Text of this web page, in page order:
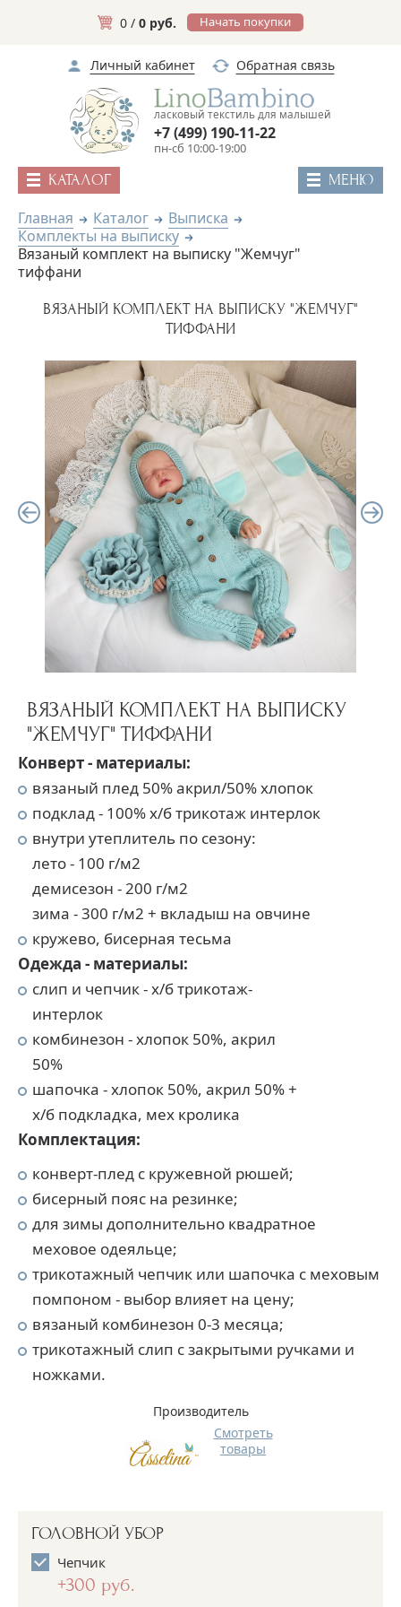
0 / 0 руб. Начать покупки
Личный кабинет Обратная связь
ласковый текстиль для малышей
пн-сб 10:00-19:00
+7 (499) 190-11-22
КАТАЛОГ МЕНЮ
Главная Каталог
Выписка
Комплекты на выписку
Вязаный комплект на выписку "Жемчуг"
тиффани
ВЯЗАНЫЙ КОМПЛЕКТ НА ВЫПИСКУ "ЖЕМЧУГ"
ТИФФАНИ
ВЯЗАНЫЙ КОМПЛЕКТ НА ВЫПИСКУ
"ЖЕМЧУГ" ТИФФАНИ
Конверт - материалы:
вязаный плед 50% акрил/50% хлопок
подклад - 100% х/б трикотаж интерлок
внутри утеплитель по сезону:
лето - 100 г/м2
демисезон - 200 г/м2
зима - 300 г/м2 + вкладыш на овчине
кружево, бисерная тесьма
Одежда - материалы:
слип и чепчик - х/б трикотаж-
интерлок
комбинезон - хлопок 50%, акрил
50%
шапочка - хлопок 50%, акрил 50% +
х/б подкладка, мех кролика
Комплектация:
конверт-плед с кружевной рюшей;
бисерный пояс на резинке;
для зимы дополнительно квадратное
меховое одеяльце;
трикотажный чепчик или шапочка с меховым
помпоном - выбор влияет на цену;
вязаный комбинезон 0-3 месяца;
трикотажный слип с закрытыми ручками и
ножками.
Производитель
Смотреть
товары
ГОЛОВНОЙ УБОР
Чепчик
+300 руб.